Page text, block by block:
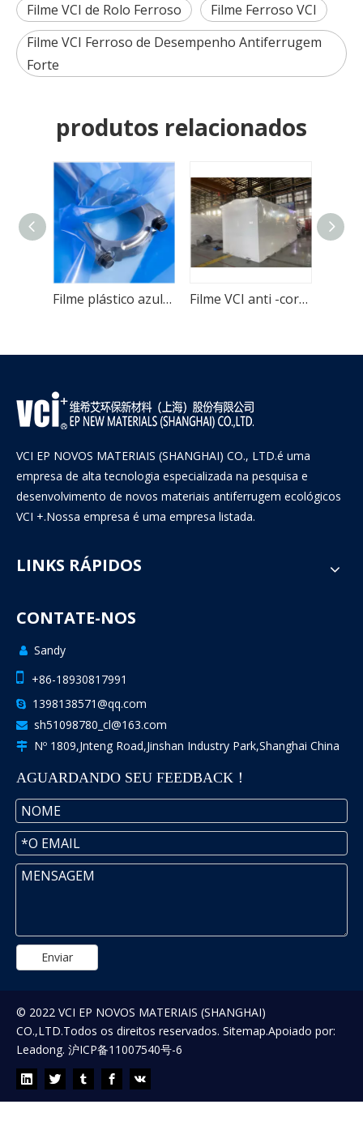
Filme VCI de Rolo Ferroso
Filme Ferroso VCI
Filme VCI Ferroso de Desempenho Antiferrugem
Forte
produtos relacionados
Filme plástico azul da proteção contra corrosão VCI Filme VCI anti -corrosão de encolhimento de calor
VCI EP NOVOS MATERIAIS (SHANGHAI) CO., LTD.é uma
empresa de alta tecnologia especializada na pesquisa e
desenvolvimento de novos materiais antiferrugem ecológicos
VCI +.Nossa empresa é uma empresa listada.
LINKS RÁPIDOS
CONTATE-NOS
 Sandy
 +86-18930817991
 1398138571@qq.com
 sh51098780_cl@163.com
 Nº 1809,Jnteng Road,Jinshan Industry Park,Shanghai China
AGUARDANDO SEU FEEDBACK！
Enviar
© 2022 VCI EP NOVOS MATERIAIS (SHANGHAI)
CO.,LTD.Todos os direitos reservados. Sitemap.Apoiado por:
Leadong. 沪ICP备11007540号-6